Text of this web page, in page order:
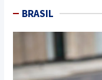
BRASIL